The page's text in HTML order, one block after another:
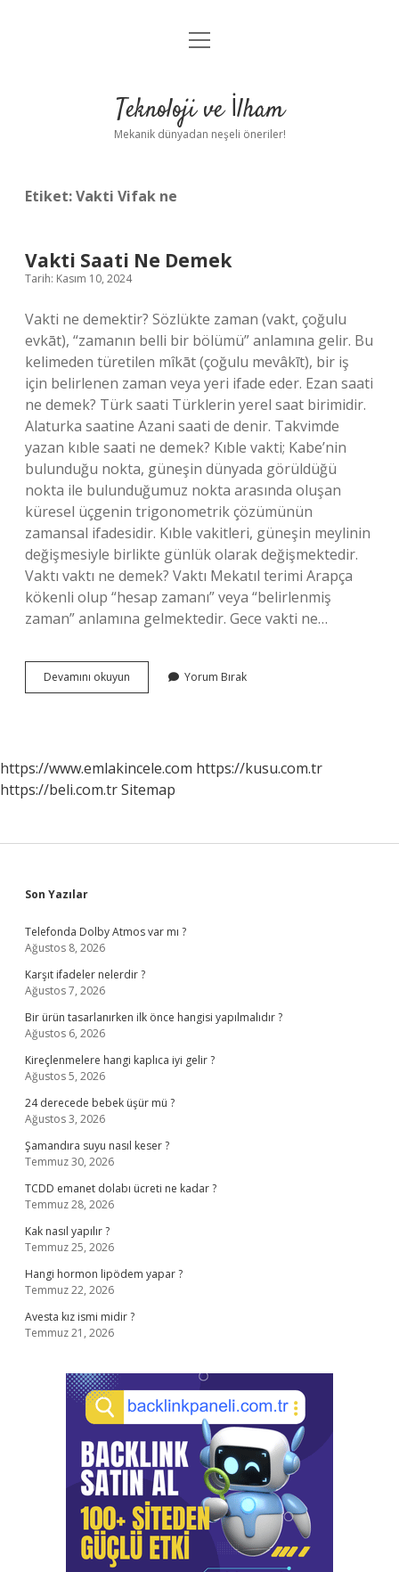
Anasayfa
Yasal Uyarı
menüyü
Teknoloji ve İlham
Mekanik dünyadan neşeli öneriler!
Etiket:Vakti Vifak ne
Vakti Saati Ne Demek
Tarih: Kasım 10, 2024
Vakti ne demektir? Sözlükte zaman (vakt, çoğulu
evkāt), “zamanın belli bir bölümü” anlamına gelir. Bu
kelimeden türetilen mîkāt (çoğulu mevâkīt), bir iş
için belirlenen zaman veya yeri ifade eder. Ezan saati
ne demek? Türk saati Türklerin yerel saat birimidir.
Alaturka saatine Azani saati de denir. Takvimde
yazan kıble saati ne demek? Kıble vakti; Kabe’nin
bulunduğu nokta, güneşin dünyada görüldüğü
nokta ile bulunduğumuz nokta arasında oluşan
küresel üçgenin trigonometrik çözümünün
zamansal ifadesidir. Kıble vakitleri, güneşin meylinin
değişmesiyle birlikte günlük olarak değişmektedir.
Vaktı vaktı ne demek? Vaktı Mekatıl terimi Arapça
kökenli olup “hesap zamanı” veya “belirlenmiş
zaman” anlamına gelmektedir. Gece vakti ne…
Devamını okuyun
Saati
Yorum Bırak
https://www.emlakincele.com https://kusu.com.tr
https://beli.com.trSitemap
Sidebar
Son Yazılar
Telefonda Dolby Atmos var mı ?
Ağustos 8, 2026
Karşıt ifadeler nelerdir ?
Ağustos 7, 2026
Bir ürün tasarlanırken ilk önce hangisi yapılmalıdır ?
Ağustos 6, 2026
Kireçlenmelere hangi kaplıca iyi gelir ?
Ağustos 5, 2026
24 derecede bebek üşür mü ?
Ağustos 3, 2026
Şamandıra suyu nasıl keser ?
Temmuz 30, 2026
TCDD emanet dolabı ücreti ne kadar ?
Temmuz 28, 2026
Kak nasıl yapılır ?
Temmuz 25, 2026
Hangi hormon lipödem yapar ?
Temmuz 22, 2026
Avesta kız ismi midir ?
Temmuz 21, 2026